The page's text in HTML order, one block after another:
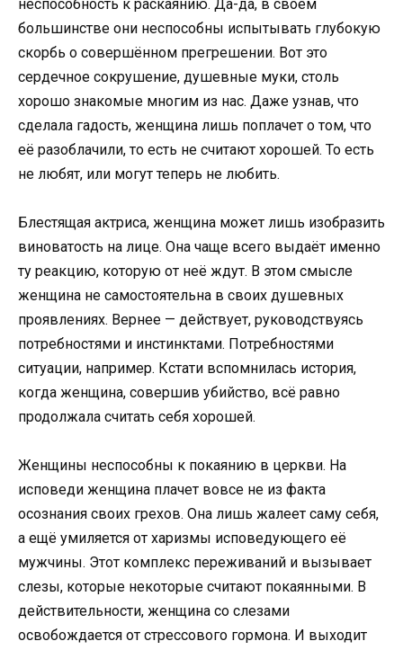
неспособность к раскаянию. Да-да, в своём
большинстве они неспособны испытывать глубокую
скорбь о совершённом прегрешении. Вот это
сердечное сокрушение, душевные муки, столь
хорошо знакомые многим из нас. Даже узнав, что
сделала гадость, женщина лишь поплачет о том, что
её разоблачили, то есть не считают хорошей. То есть
не любят, или могут теперь не любить.
Блестящая актриса, женщина может лишь изобразить
виноватость на лице. Она чаще всего выдаёт именно
ту реакцию, которую от неё ждут. В этом смысле
женщина не самостоятельна в своих душевных
проявлениях. Вернее — действует, руководствуясь
потребностями и инстинктами. Потребностями
ситуации, например. Кстати вспомнилась история,
когда женщина, совершив убийство, всё равно
продолжала считать себя хорошей.
Женщины неспособны к покаянию в церкви. На
исповеди женщина плачет вовсе не из факта
осознания своих грехов. Она лишь жалеет саму себя,
а ещё умиляется от харизмы исповедующего её
мужчины. Этот комплекс переживаний и вызывает
слезы, которые некоторые считают покаянными. В
действительности, женщина со слезами
освобождается от стрессового гормона. И выходит